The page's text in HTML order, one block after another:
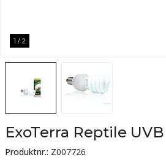
1 / 2
ExoTerra Reptile
Produktnr.: Z007726